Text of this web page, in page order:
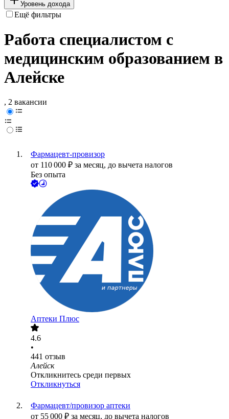
Уровень дохода
Ещё фильтры
Работа специалистом с
медицинским образованием в
Алейске
, 2 вакансии
Фармацевт-провизор
от 110 000 ₽ за месяц, до вычета налогов
Без опыта
Аптеки Плюс
4.6
•
441 отзыв
Алейск
Откликнитесь среди первых
Откликнуться
Фармацевт/провизор аптеки
от 55 000 ₽ за месяц, до вычета налогов